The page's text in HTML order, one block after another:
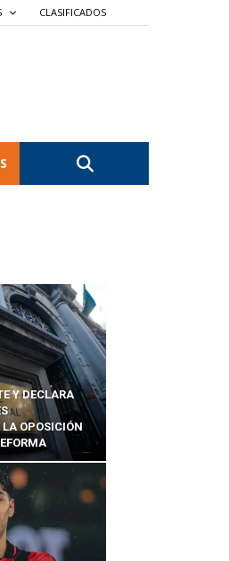
CLASIFICADOS
Y DECLARA
LA OPOSICIÓN